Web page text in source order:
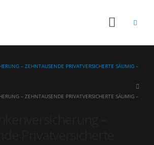
– ZEHNTAUSENDE PRIVATVERSICHERTE SÄUMIG –
– ZEHNTAUSENDE PRIVATVERSICHERTE SÄUMIG –